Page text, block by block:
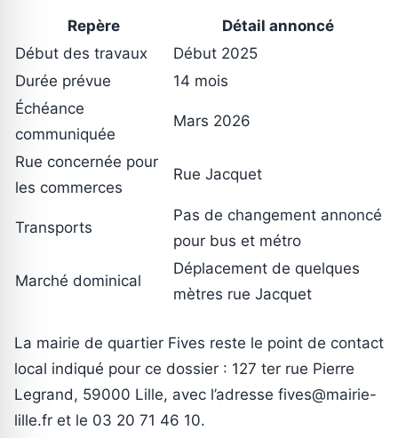
Repère
Détail annoncé
Début des travaux
Début 2025
Durée prévue
14 mois
Échéance
communiquée
Mars 2026
Rue concernée pour
les commerces
Rue Jacquet
Transports
Pas de changement annoncé
pour bus et métro
Marché dominical
Déplacement de quelques
mètres rue Jacquet
La mairie de quartier Fives reste le point de contact
local indiqué pour ce dossier : 127 ter rue Pierre
Legrand, 59000 Lille, avec l’adresse fives@mairie-
lille.fr et le 03 20 71 46 10.